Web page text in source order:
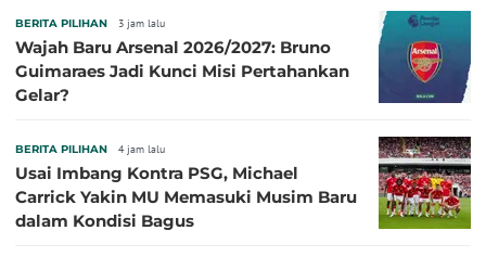
BERITA PILIHAN 3 jam lalu
Wajah Baru Arsenal 2026/2027: Bruno
Guimaraes Jadi Kunci Misi Pertahankan
Gelar?
BERITA PILIHAN 4 jam lalu
Usai Imbang Kontra PSG, Michael
Carrick Yakin MU Memasuki Musim Baru
dalam Kondisi Bagus